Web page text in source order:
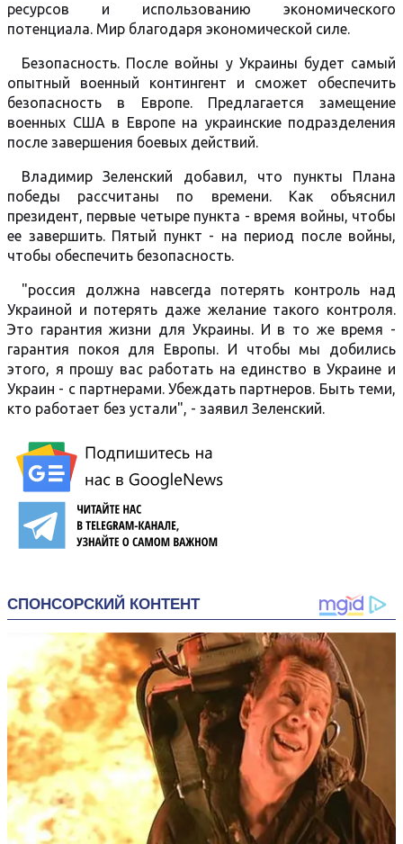
ресурсов и использованию экономического
потенциала. Мир благодаря экономической силе.
Безопасность. После войны у Украины будет самый
опытный военный контингент и сможет обеспечить
безопасность в Европе. Предлагается замещение
военных США в Европе на украинские подразделения
после завершения боевых действий.
Владимир Зеленский добавил, что пункты Плана
победы рассчитаны по времени. Как объяснил
президент, первые четыре пункта - время войны, чтобы
ее завершить. Пятый пункт - на период после войны,
чтобы обеспечить безопасность.
"россия должна навсегда потерять контроль над
Украиной и потерять даже желание такого контроля.
Это гарантия жизни для Украины. И в то же время -
гарантия покоя для Европы. И чтобы мы добились
этого, я прошу вас работать на единство в Украине и
Украин - с партнерами. Убеждать партнеров. Быть теми,
кто работает без устали", - заявил Зеленский.